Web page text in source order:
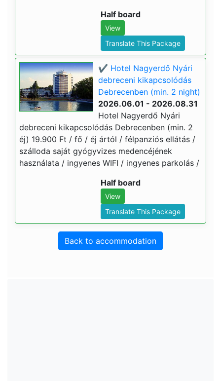
Half board
View
Translate This Package
✔️ Hotel Nagyerdő Nyári
debreceni kikapcsolódás
Debrecenben (min. 2 night)
2026.06.01 - 2026.08.31
Hotel Nagyerdő Nyári
debreceni kikapcsolódás Debrecenben (min. 2
éj) 19.900 Ft / fő / éj ártól / félpanziós ellátás /
szálloda saját gyógyvizes medencéjének
használata / ingyenes WIFI / ingyenes parkolás /
Half board
View
Translate This Package
Back to accommodation